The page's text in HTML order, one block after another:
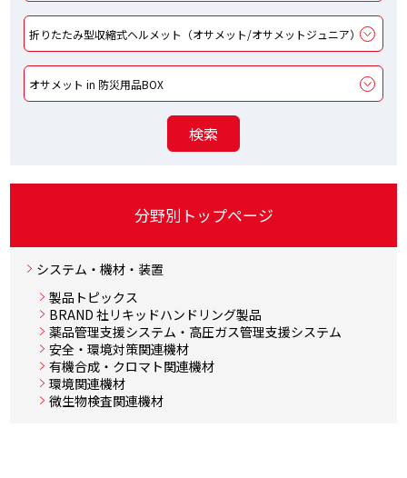
分野別トップページ
システム・機材・装置
製品トピックス
BRAND 社リキッドハンドリング製品
薬品管理支援システム・高圧ガス管理支援システム
安全・環境対策関連機材
有機合成・クロマト関連機材
環境関連機材
微生物検査関連機材